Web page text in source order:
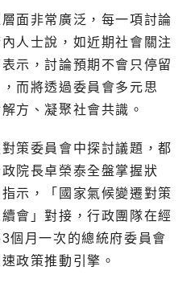
面非常廣泛，每一項討論
人士說，如近期社會關注
示，討論預期不會只停留
而將透過委員會多元思
方、凝聚社會共識。
策委員會中探討議題，都
院長卓榮泰全盤掌握狀
示，「國家氣候變遷對策
會」對接，行政團隊在經
個月一次的總統府委員會
政策推動引擎。